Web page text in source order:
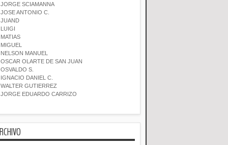
JORGE SCIAMANNA
JOSE ANTONIO C.
JUAND
LUIGI
MATIAS
MIGUEL
NELSON MANUEL
OSCAR OLARTE DE SAN JUAN
OSVALDO S.
IGNACIO DANIEL C.
WALTER GUTIERREZ
JORGE EDUARDO CARRIZO